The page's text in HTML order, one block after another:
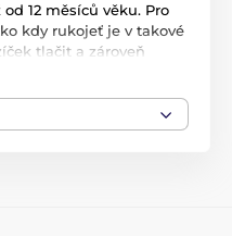
12 měsíců věku. Pro
kdy rukojeť je v takové
tlačit a zároveň
Kostky jsou
nebezpečí spolknutí.